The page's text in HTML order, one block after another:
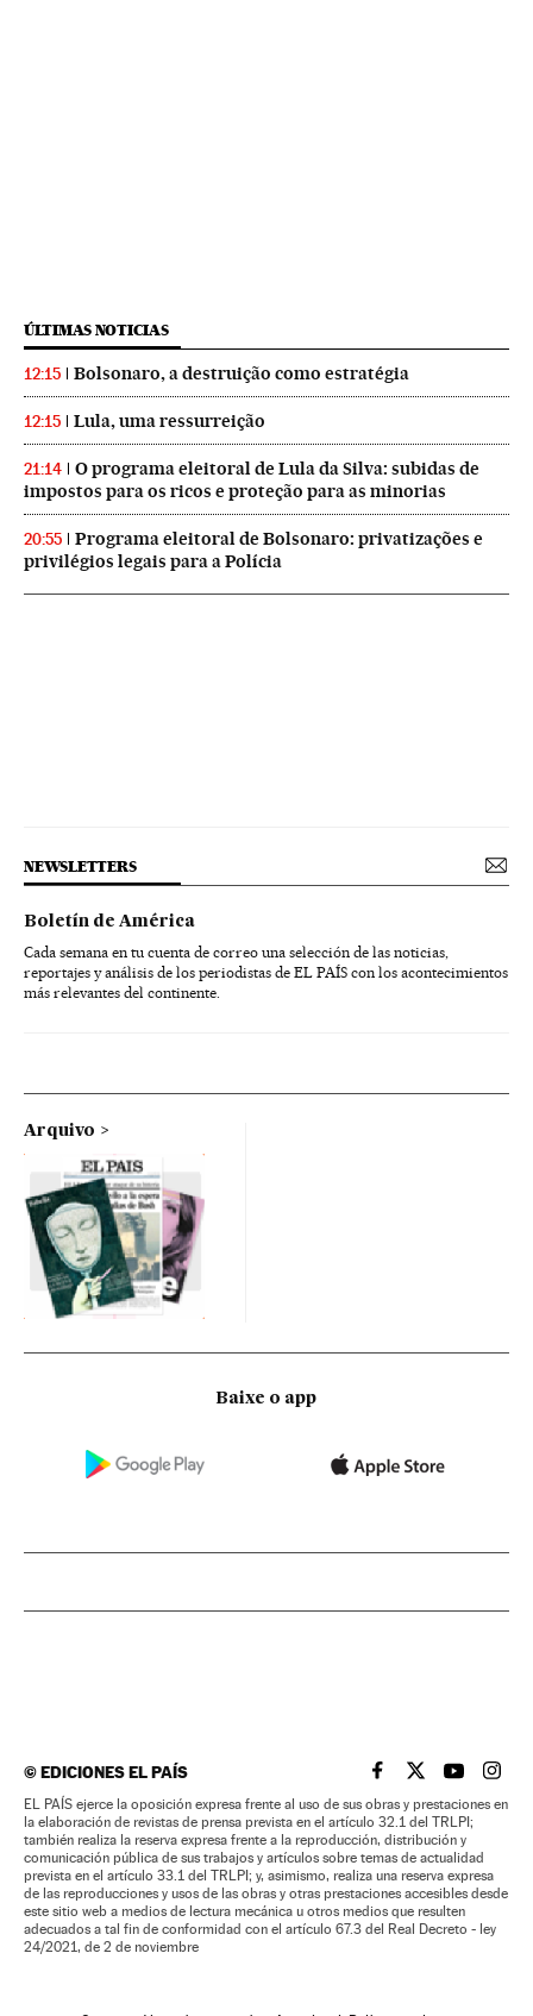
ÚLTIMAS NOTICIAS
12:15 Bolsonaro, a destruição como estratégia
12:15 Lula, uma ressurreição
21:14
O programa eleitoral de Lula da Silva: subidas de
impostos para os ricos e proteção para as minorias
20:55
Programa eleitoral de Bolsonaro: privatizações e
privilégios legais para a Polícia
NEWSLETTERS
Boletín de América
Cada semana en tu cuenta de correo una selección de las noticias,
reportajes y análisis de los periodistas de EL PAÍS con los acontecimientos
más relevantes del continente.
Arquivo
Baixe o app
©EDICIONES EL PAÍS EL PAÍS BRASIL EN
EL PAÍSEL PAÍS
EL
EL PAÍS ejerce la oposición expresa frente al uso de sus obras y prestaciones en
la elaboración de revistas de prensa prevista en el artículo 32.1 del TRLPI;
también realiza la reserva expresa frente a la reproducción, distribución y
comunicación pública de sus trabajos y artículos sobre temas de actualidad
prevista en el artículo 33.1 del TRLPI; y, asimismo, realiza una reserva expresa
de las reproducciones y usos de las obras y otras prestaciones accesibles desde
este sitio web a medios de lectura mecánica u otros medios que resulten
adecuados a tal fin de conformidad con el artículo 67.3 del Real Decreto - ley
24/2021, de 2 de noviembre